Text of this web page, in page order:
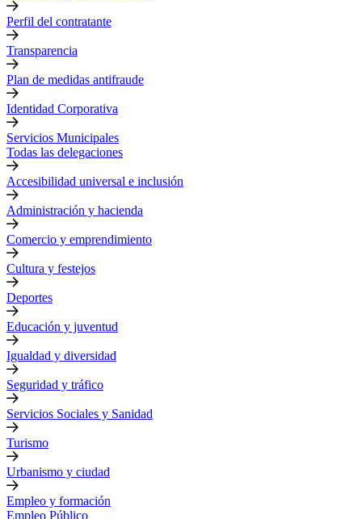
Perfil del contratante
Transparencia
Plan de medidas antifraude
Identidad Corporativa
Servicios Municipales
Todas las delegaciones
Accesibilidad universal e inclusión
Administración y hacienda
Comercio y emprendimiento
Cultura y festejos
Deportes
Educación y juventud
Igualdad y diversidad
Seguridad y tráfico
Servicios Sociales y Sanidad
Turismo
Urbanismo y ciudad
Empleo y formación
Empleo Público